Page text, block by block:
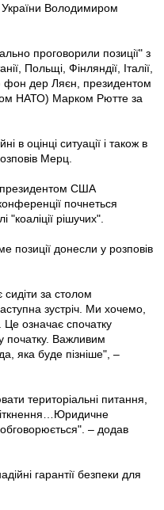
України Володимиром
проговорили позиції" з
Польщі, Фінляндії, Італії,
фон дер Ляєн, президентом
НАТО) Марком Рютте за
в оцінці ситуації і також в
Мерц.
президентом США
почнеться
"коаліції рішучих".
позиції донесли у розповів
за столом
зустріч. Ми хочемо,
Це означає спочатку
початку. Важливим
яка буде пізніше", –
територіальні питання,
– додав
гарантії безпеки для